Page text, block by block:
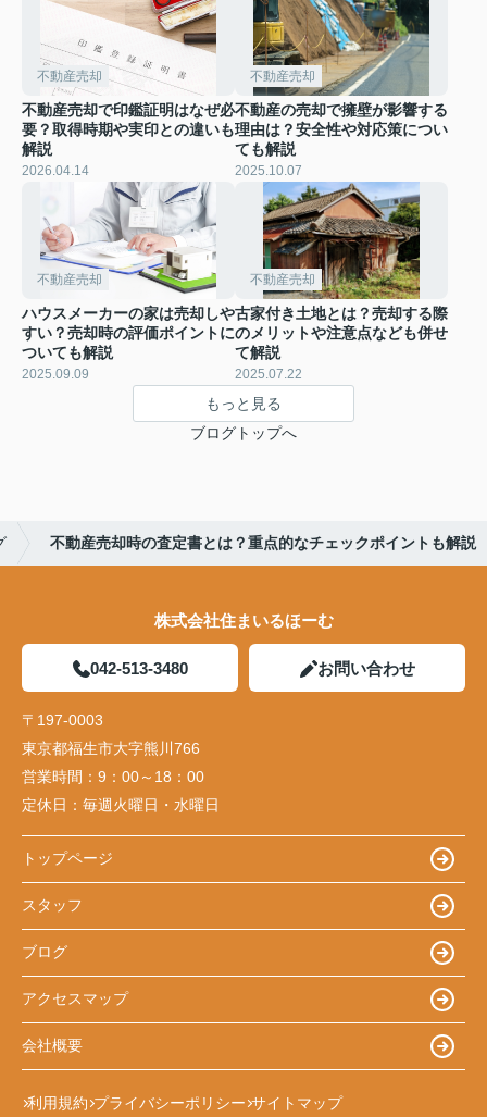
不動産売却
不動産売却で印鑑証明はなぜ必
要？取得時期や実印との違いも
解説
2026.04.14
不動産売却
不動産の売却で擁壁が影響する
理由は？安全性や対応策につい
ても解説
2025.10.07
不動産売却
ハウスメーカーの家は売却しや
すい？売却時の評価ポイントに
ついても解説
2025.09.09
不動産売却
古家付き土地とは？売却する際
のメリットや注意点なども併せ
て解説
2025.07.22
もっと見る
ブログトップへ
不動産売却時の査定書とは？重点的なチェックポイントも解説
株式会社住まいるほーむ
042-513-3480 お問い合わせ
〒197-0003
東京都福生市大字熊川766
営業時間： 9：00～18：00
定休日： 毎週火曜日・水曜日
トップページ
スタッフ
ブログ
アクセスマップ
会社概要
利用規約 プライバシーポリシー サイトマップ